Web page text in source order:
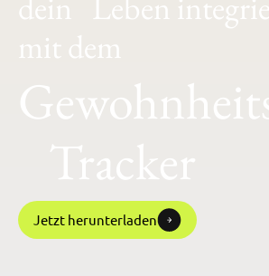
mit dem
Jetzt herunterladen